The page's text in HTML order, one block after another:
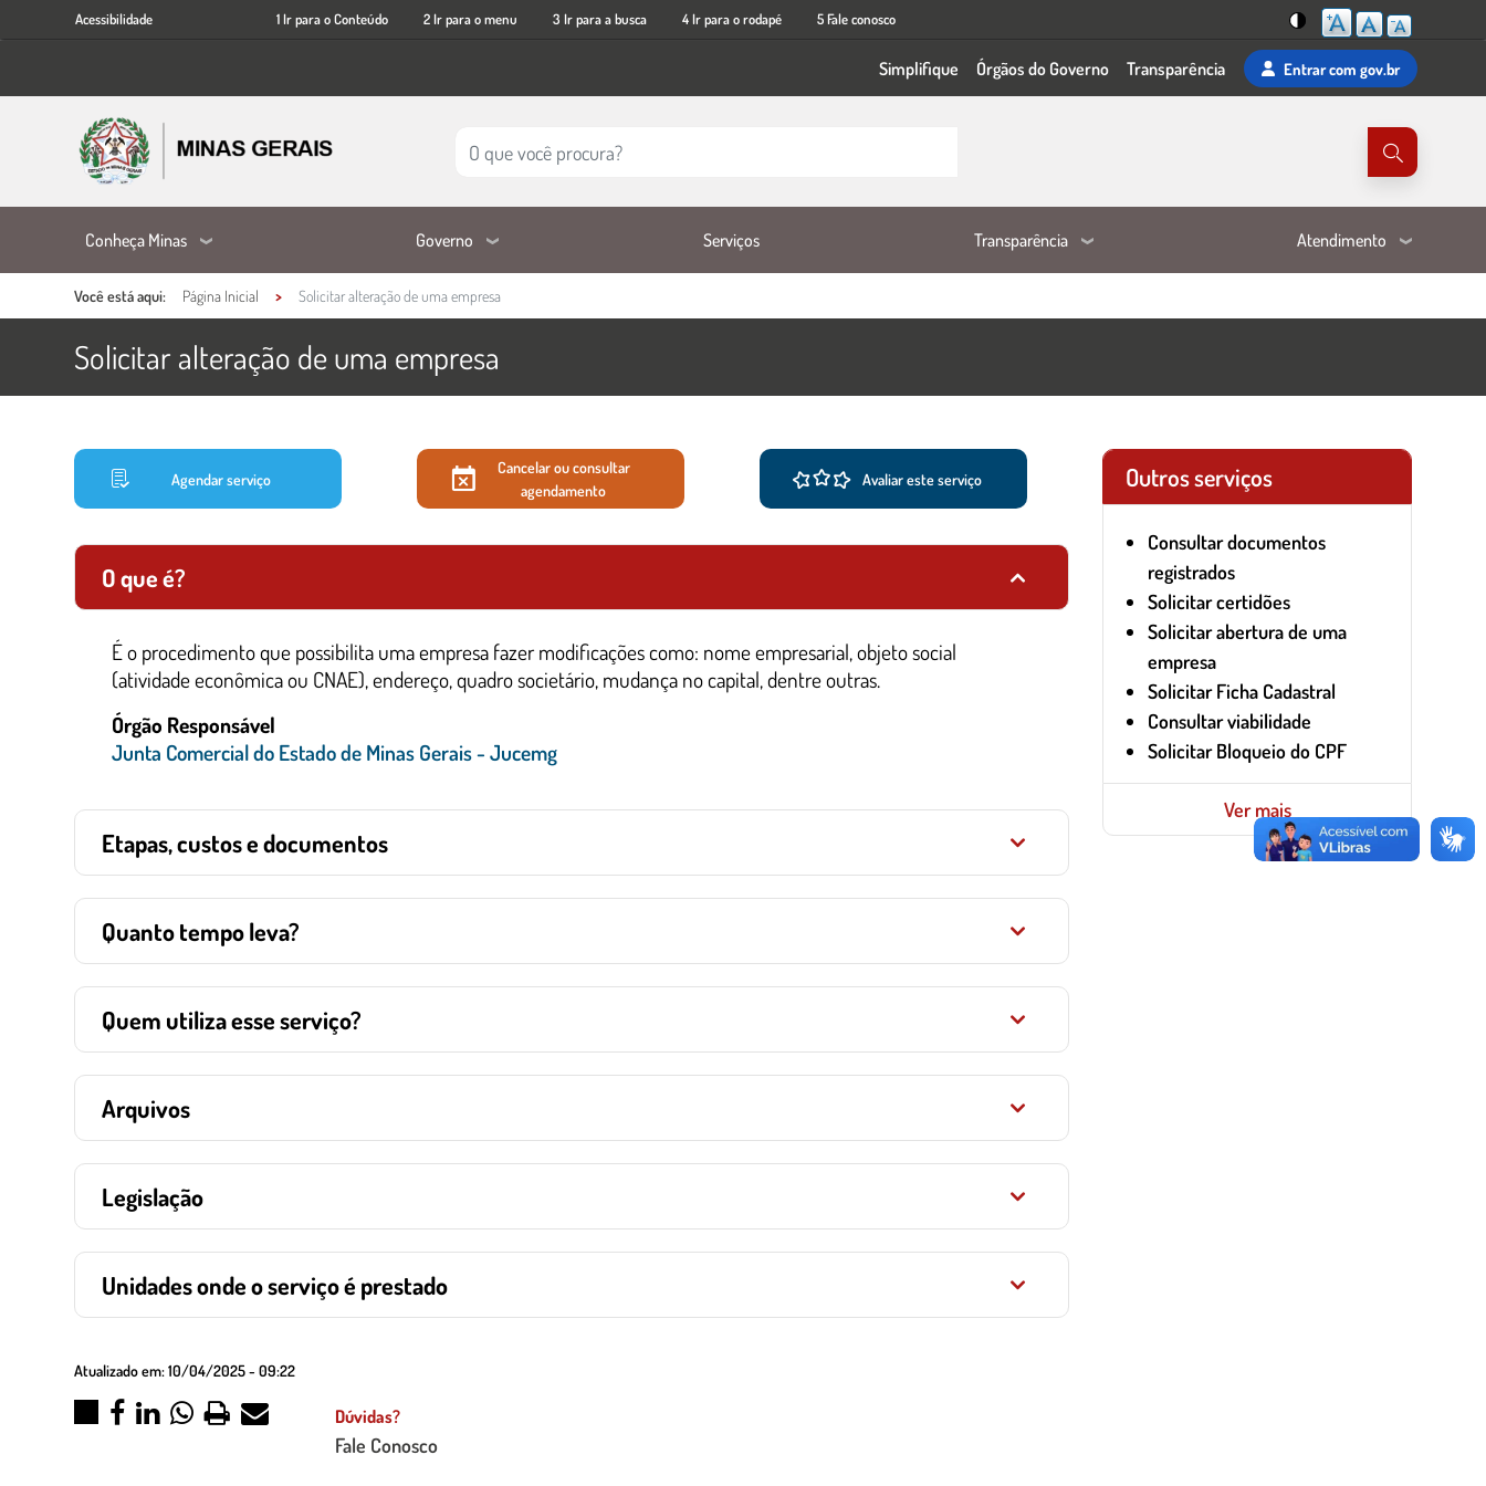
para
conteúdo
Acessibilidade
Acessibilidade 1 Ir para o Conteúdo 2 Ir para o menu 3 Ir para a busca 4 Ir para o rodapé 5 Fale conosco
Mudar
para
Simplifique Órgãos do Governo Transparência Entrarcom gov.br
Conheça Minas Governo Serviços Transparência Atendimento
Você está aqui: Página Inicial Solicitar alteração de uma empresa
Solicitar alteração de uma empresa
Conteúdo Principal
Ações e informações do serviço
Agendar serviço
Cancelar ou consultar
agendamento
Avaliar este serviço
O que é?
É o procedimento que possibilita uma empresa fazer modificações como: nome empresarial, objeto social
(atividade econômica ou CNAE), endereço, quadro societário, mudança no capital, dentre outras.
Órgão Responsável
Junta Comercial do Estado de Minas Gerais - Jucemg
Etapas, custos e documentos
Quanto tempo leva?
Quem utiliza esse serviço?
Arquivos
Legislação
Unidades onde o serviço é prestado
Atualizado em:10/04/2025 - 09:22
Outros serviços
Consultar documentos
registrados
Solicitar certidões
Solicitar abertura de uma
empresa
Solicitar Ficha Cadastral
Consultar viabilidade
Solicitar Bloqueio do CPF
Ver mais
Dúvidas?
Fale Conosco